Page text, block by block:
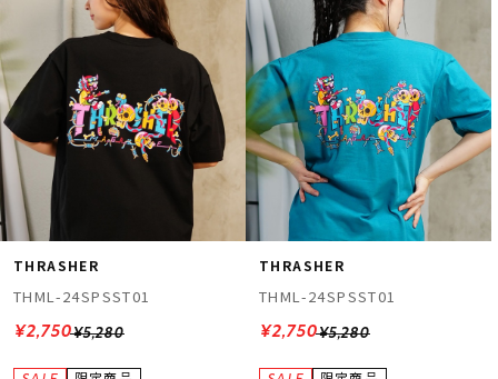
THRASHER
THML-24SPSST01
¥5,280
¥2,750
THRASHER
THML-24SPSST01
¥5,280
¥2,750